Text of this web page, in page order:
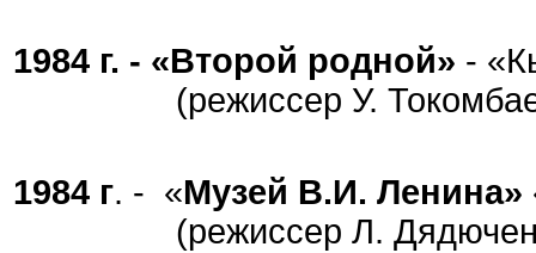
1984 г. - «Второй родной» -
(режиссер У.
1984 г. - «Музей В.И. Ленина»
(режиссер Л.